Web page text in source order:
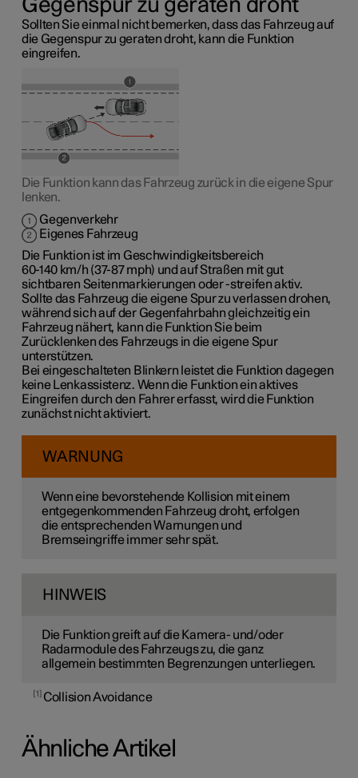
Gegenspur zu geraten droht
Sollten Sie einmal nicht bemerken, dass das Fahrzeug auf
die Gegenspur zu geraten droht, kann die Funktion
eingreifen.
Die Funktion kann das Fahrzeug zurück in die eigene Spur
lenken.
Gegenverkehr
Eigenes Fahrzeug
Die Funktion ist im Geschwindigkeitsbereich
60-140 km/h (37-87 mph) und auf Straßen mit gut
sichtbaren Seitenmarkierungen oder -streifen aktiv.
Sollte das Fahrzeug die eigene Spur zu verlassen drohen,
während sich auf der Gegenfahrbahn gleichzeitig ein
Fahrzeug nähert, kann die Funktion Sie beim
Zurücklenken des Fahrzeugs in die eigene Spur
unterstützen.
Bei eingeschalteten Blinkern leistet die Funktion dagegen
keineLenkassistenz. Wenn die Funktion ein aktives
Eingreifen durch den Fahrer erfasst, wird die Funktion
zunächst nicht aktiviert.
WARNUNG
Wenn eine bevorstehende Kollision mit einem
entgegenkommenden Fahrzeug droht, erfolgen
die entsprechenden Warnungen und
Bremseingriffe immer sehr spät.
HINWEIS
Die Funktion greift auf die Kamera- und/oder
Radarmodule des Fahrzeugs zu, die ganz
allgemein bestimmten Begrenzungen unterliegen.
1 Collision Avoidance
Ähnliche Artikel